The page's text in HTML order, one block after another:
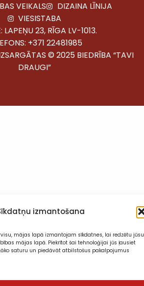
izmantošana
mājas lapā izmantojam sīkdatnes, lai redzētu jūsu
mājas lapā. Piekrītot šai tehnoloģijai jūs ļausiet
saturu un piedāvāt atbilstošus pakalpojumus
VEIKALS
DIZAINA LĪNIJA
VIESISTABA
LAPEŅU 23, RĪGA LV-1013.
+371 22481985
© 2025 BIEDRĪBA “TAVI
DRAUGI”